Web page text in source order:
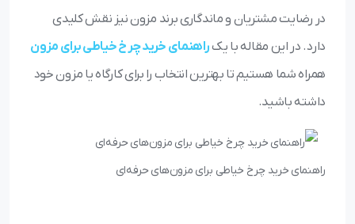
در رضایت مشتریان و ماندگاری برند مزون نیز نقش کلیدی
دارد. در این مقاله با یکراهنمای خرید چرخ خیاطی برای مزون
همراه شما هستیم تا بهترین انتخاب را برای کارگاه یا مزون خود
داشته باشید.
راهنمای خرید چرخ خیاطی برای مزون‌های حرفه‌ای